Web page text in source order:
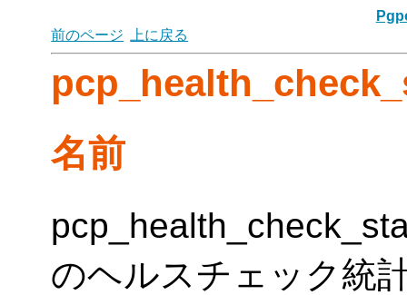
前のページ
上に戻る
名前
のヘルスチェック統